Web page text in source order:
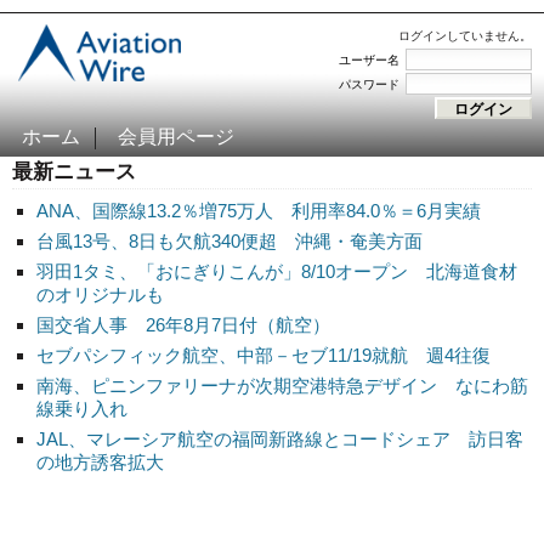
ログインしていません。
ユーザー名
パスワード
ホーム 会員用ページ
最新ニュース
ANA、国際線13.2％増75万人 利用率84.0％＝6月実績
台風13号、8日も欠航340便超 沖縄・奄美方面
羽田1タミ、「おにぎりこんが」8/10オープン 北海道食材
のオリジナルも
国交省人事 26年8月7日付（航空）
セブパシフィック航空、中部－セブ11/19就航 週4往復
南海、ピニンファリーナが次期空港特急デザイン なにわ筋
線乗り入れ
JAL、マレーシア航空の福岡新路線とコードシェア 訪日客
の地方誘客拡大